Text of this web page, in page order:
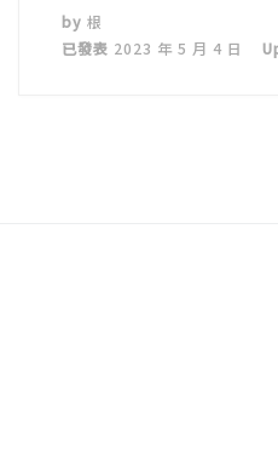
by 根
已發表 2023 年 5 月 4 日